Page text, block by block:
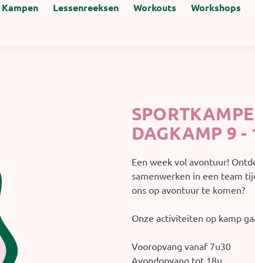
Kampen Lessenreeksen Workouts Workshops
DAGKAMP 9 -
Een week vol avontuur!
samenwerken in een team
ons op avontuur te komen?
Onze activiteiten op kamp
Vooropvang vanaf 7u30
Avondopvang tot 18u